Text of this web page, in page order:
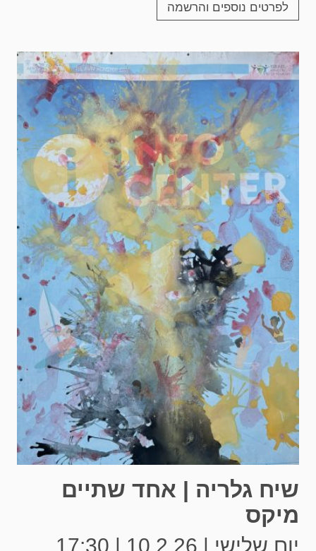
לפרטים נוספים והרשמה
שיח גלריה | אחד שתיים
מיקס
יום שלישי | 10.2.26 | 17:30